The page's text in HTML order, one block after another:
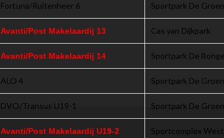
Fortuna/Ruitenheer 6 Sportpark De
Avanti/Post Makelaardij 13 Cas van Dijkpark
Avanti/Post Makelaardij 14 Sportpark De
ALO 4 Sportpark De
DVO/Transus U19-1 Sportpark De
Avanti/Post Makelaardij U19-2 Sportcomplex